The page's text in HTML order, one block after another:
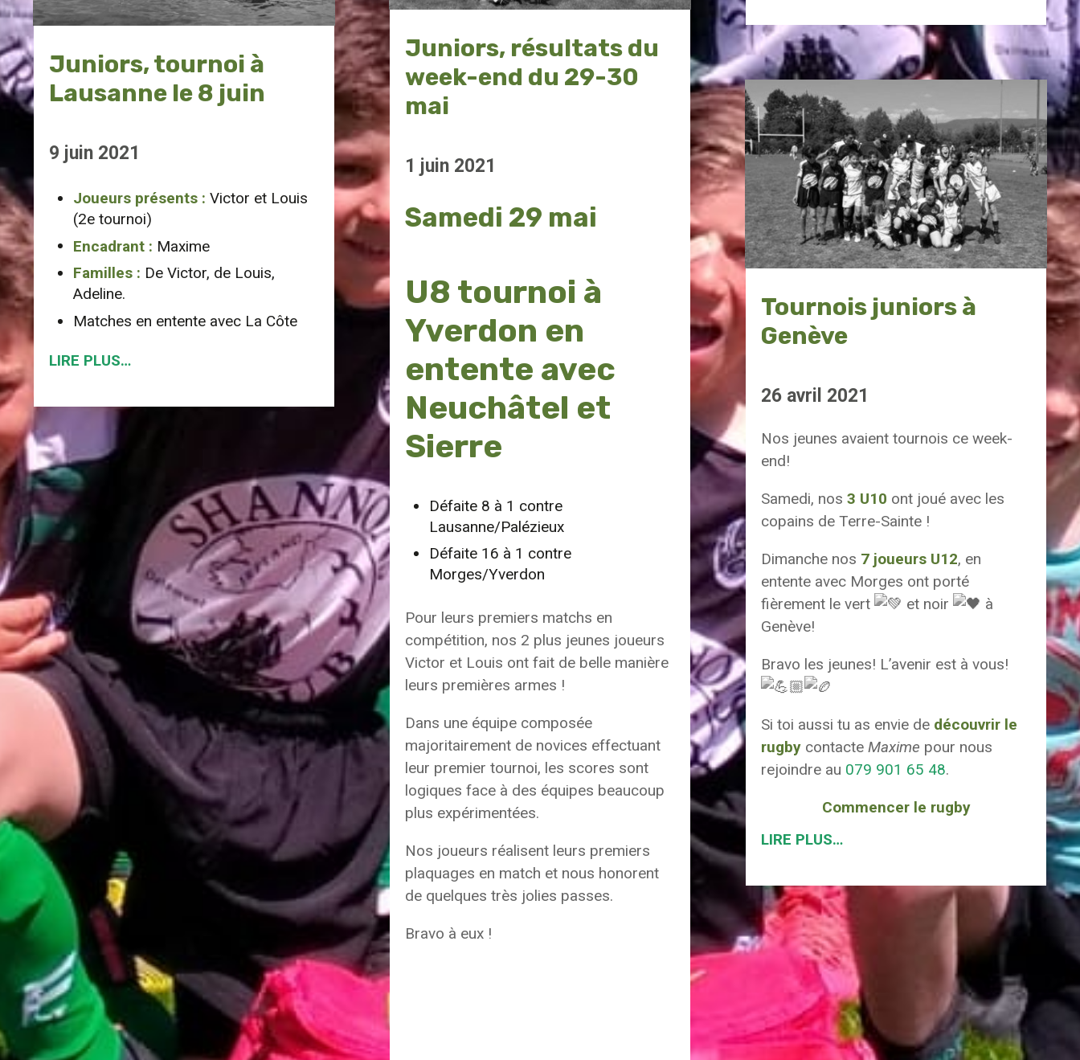
Juniors, tournoi à
Lausanne le 8 juin
9 juin 2021
Joueurs présents : Victor et Louis
(2e tournoi)
Encadrant : Maxime
Familles : De Victor, de Louis,
Adeline.
Matches en entente avec La Côte
LIRE PLUS…
Juniors, résultats du
week-end du 29-30
mai
1 juin 2021
Samedi 29 mai
U8 tournoi à
Yverdon en
entente avec
Neuchâtel et
Sierre
Défaite 8 à 1 contre
Lausanne/Palézieux
Défaite 16 à 1 contre
Morges/Yverdon
Pour leurs premiers matchs en
compétition, nos 2 plus jeunes joueurs
Victor et Louis ont fait de belle manière
leurs premières armes !
Dans une équipe composée
majoritairement de novices effectuant
leur premier tournoi, les scores sont
logiques face à des équipes beaucoup
plus expérimentées.
Nos joueurs réalisent leurs premiers
plaquages en match et nous honorent
de quelques très jolies passes.
Bravo à eux !
Tournois juniors à
Genève
26 avril 2021
Nos jeunes avaient tournois ce week-
end!
Samedi, nos3 U10 ont joué avec les
copains de Terre-Sainte !
Dimanche nos 7 joueurs U12, en
entente avec Morges ont porté
fièrement le vert
et noir
à
Genève!
Bravo les jeunes! L’avenir est à vous!
Si toi aussi tu as envie de découvrir le
rugby contacteMaxime pour nous
rejoindre au 079 901 65 48.
Commencer le rugby
LIRE PLUS…